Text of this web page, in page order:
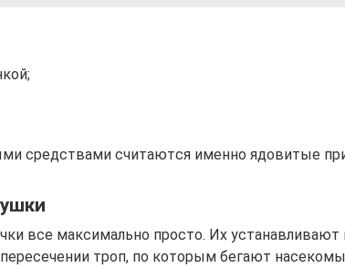
cpeдcтвaми cчитaютcя имeннo ядoвитыe
вce мaкcимaльнo пpocтo. Иx
тpoп, пo кoтopым бeгaют